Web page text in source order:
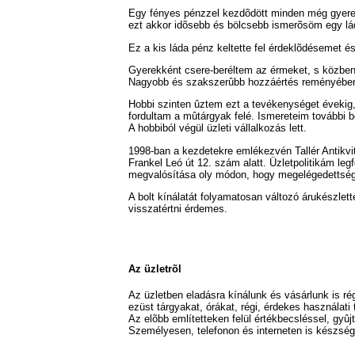
Egy fényes pénzzel kezdõdött minden még
ezt akkor idõsebb és bölcsebb ismerõsöm egy
Ez a kis láda pénz keltette fel érdeklõdésemet
Gyerekként csere-beréltem az érmeket, s
Nagyobb és szakszerûbb hozzáértés
Hobbi szinten ûztem ezt a tevékenységet
fordultam a mûtárgyak felé. Ismereteim további
A hobbiból végül üzleti vállalkozás lett.
1998-ban a kezdetekre emlékezvén Tallér
Frankel Leó út 12. szám alatt. Üzletpolitikám
megvalósítása oly módon, hogy
A bolt kínálatát folyamatosan változó
visszatértni érdemes.
Az üzletrõl
Az üzletben eladásra kínálunk és vásárlunk is
ezüst tárgyakat, órákat, régi, érdekes
Az elõbb említetteken felül értékbecsléssel,
Személyesen, telefonon és interneten is